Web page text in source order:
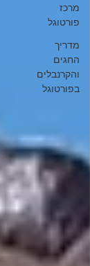
מרכז
פורטוגל
מדריך
החגים
והקרנבלים
בפורטוגל